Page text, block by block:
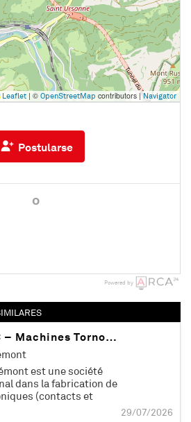
Leaflet | © OpenStreetMap contributors |Navigator
Postularse
o
Powered by
Décolleteur CNC – Machines Tornos SwissNano
est une société
dans la fabrication de
(contacts et
ISO 9001, ISO 14001, EN29/07/2026